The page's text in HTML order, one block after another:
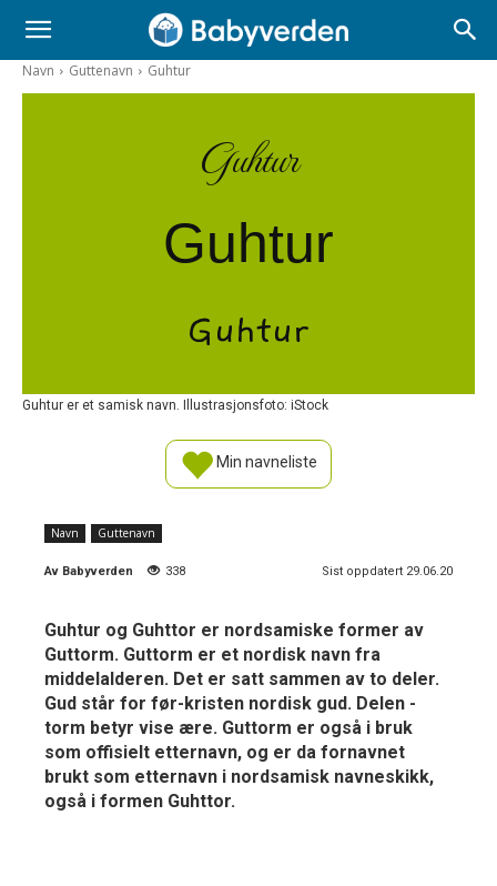
Navn Guttenavn Guhtur
Guhtur
Guhtur
Guhtur
Guhtur er et samisk navn. Illustrasjonsfoto: iStock
Min navneliste
Navn Guttenavn
Av Babyverden 338 Sist oppdatert 29.06.20
Guhtur og Guhttor er nordsamiske former av
Guttorm. Guttorm er et nordisk navn fra
middelalderen. Det er satt sammen av to deler.
Gud står for før-kristen nordisk gud. Delen -
torm betyr vise ære. Guttorm er også i bruk
som offisielt etternavn, og er da fornavnet
brukt som etternavn i nordsamisk navneskikk,
også i formen Guhttor.